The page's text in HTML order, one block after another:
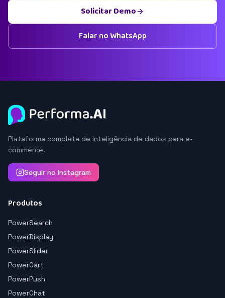
Solicitar Demo
Falar no WhatsApp
Plataforma completa de inteligência de dados para e-
commerce.
Seguir no Instagram
Produtos
PowerSearch
PowerDisplay
PowerSlider
PowerCart
PowerPush
PowerChat